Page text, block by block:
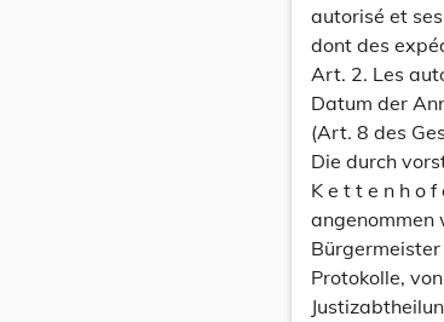
autorisé et
dont des
Art. 2. Les
Datum der
(Art. 8 des
Die durch
K e t t e n h o
angenommen
Protokolle,